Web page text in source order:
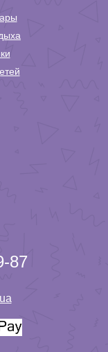
87